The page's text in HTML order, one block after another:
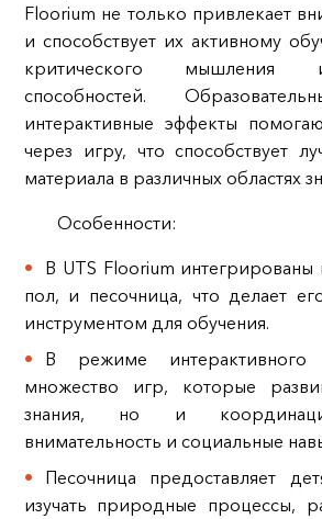
Floorium не только привлекает
и способствует их активному
критического мышления
способностей.
интерактивные эффекты
через игру, что способствует
материала в различных областях
Особенности:
В UTS Floorium интегрированы
пол, и песочница, что делает
инструментом для обучения.
В режиме интерактивного
множество игр, которые
знания, но и
внимательность и социальные
Песочница предоставляет
изучать природные процессы,